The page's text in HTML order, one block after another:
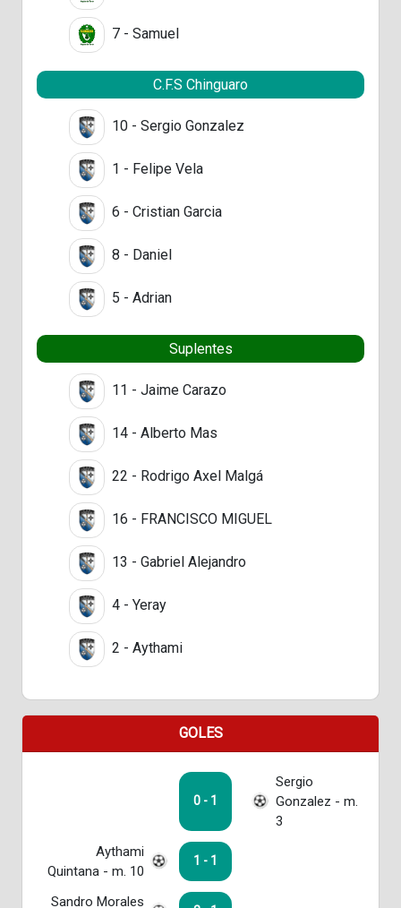
7 - Samuel
C.F.S Chinguaro
10 - Sergio Gonzalez
1 - Felipe Vela
6 - Cristian Garcia
8 - Daniel
5 - Adrian
Suplentes
11 - Jaime Carazo
14 - Alberto Mas
22 - Rodrigo Axel Malgá
16 - FRANCISCO MIGUEL
13 - Gabriel Alejandro
4 - Yeray
2 - Aythami
GOLES
0 - 1
Sergio
Gonzalez - m.
3
Aythami
Quintana - m. 10
1 - 1
Sandro Morales